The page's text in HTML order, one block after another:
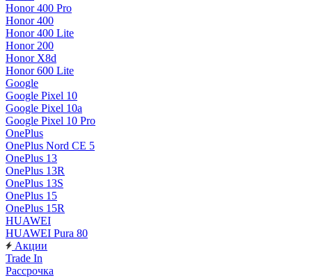
Honor 400 Pro
Honor 400
Honor 400 Lite
Honor 200
Honor X8d
Honor 600 Lite
Google
Google Pixel 10
Google Pixel 10a
Google Pixel 10 Pro
OnePlus
OnePlus Nord CE 5
OnePlus 13
OnePlus 13R
OnePlus 13S
OnePlus 15
OnePlus 15R
HUAWEI
HUAWEI Pura 80
Акции
Trade In
Рассрочка